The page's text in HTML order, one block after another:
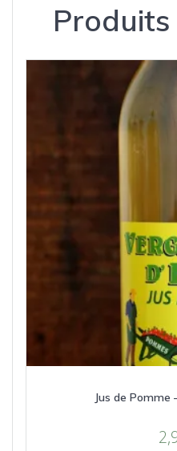
Jus de Pomme